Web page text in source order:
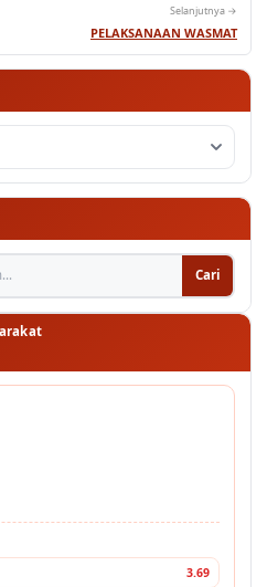
Selanjutnya →
PELAKSANAAN WASMAT
Cari
3.69